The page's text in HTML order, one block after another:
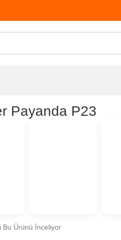
Payanda P23
Bu Ürünü İnceliyor